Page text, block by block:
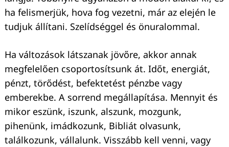
ha felismerjük, hova fog vezetni, már az elején le
tudjuk állítani. Szelídséggel és önuralommal.
Ha változások látszanak jövőre, akkor annak
megfelelően csoportosítsunk át. Időt, energiát,
pénzt, törődést, befektetést pénzbe vagy
emberekbe. A sorrend megállapítása. Mennyit és
mikor eszünk, iszunk, alszunk, mozgunk,
pihenünk, imádkozunk, Bibliát olvasunk,
találkozunk, vállalunk. Visszább kell venni, vagy